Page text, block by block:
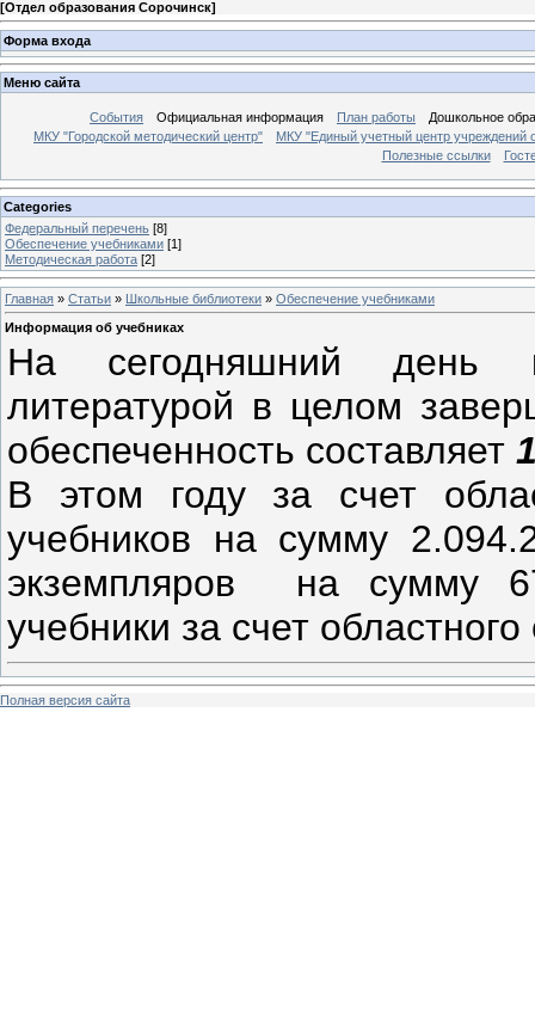
[Отдел образования Сорочинск]
Форма входа
Меню сайта
События Официальная информация План работы
Дошкольное
МКУ "Городской методический центр"
МКУ "Единый учетный центр учреждений
Полезные ссылки
Categories
Федеральный перечень [8]
Обеспечение учебниками [1]
Методическая работа [2]
Главная » Статьи » Школьные библиотеки » Обеспечение учебниками
Информация об учебниках
На сегодняшний день
литературой в целом
обеспеченность составляет
В этом году за счет
учебников на сумму
экземпляров на сумму
учебники за счет
Полная версия сайта